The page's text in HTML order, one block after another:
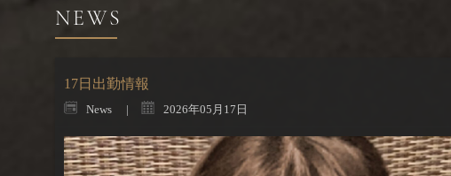
17日出勤情報
News 2026年05月17日